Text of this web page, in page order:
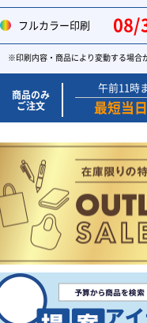
フルカラー印刷 08/
※印刷内容・商品により変動する場合
商品のみ
ご注文
午前11時
最短当